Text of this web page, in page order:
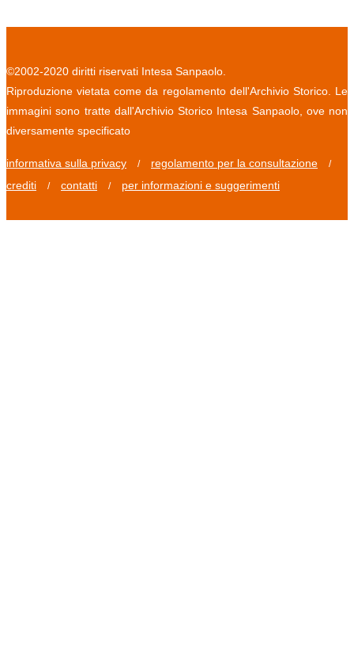
©2002-2020 diritti riservati Intesa Sanpaolo.
Riproduzione vietata come da regolamento dell'Archivio Storico. Le
immagini sono tratte dall'Archivio Storico Intesa Sanpaolo, ove non
diversamente specificato
informativa sulla privacy / regolamento per la consultazione /
crediti / contatti / per informazioni e suggerimenti